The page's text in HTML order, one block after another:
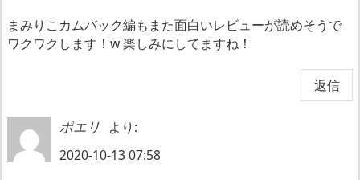
まみりこカムバック編もまた面白いレビューが読めそうで
ワクワクします！w 楽しみにしてますね！
返信
ポエリ
より:
2020-10-13 07:58